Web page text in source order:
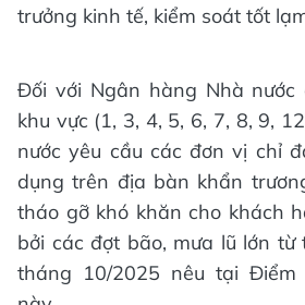
trưởng kinh tế, kiểm soát tốt
Đối với Ngân hàng Nhà
khu vực (1, 3, 4, 5, 6, 7, 8, 9,
nước yêu cầu các đơn vị chỉ
dụng trên địa bàn khẩn
tháo gỡ khó khăn cho khách
bởi các đợt bão, mưa lũ lớn
tháng 10/2025 nêu tại